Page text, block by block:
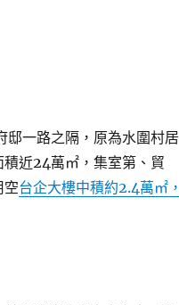
一路之隔，原為水圍村居
近24萬㎡，集室第、貿
空台企大樓中積約2.4萬㎡，